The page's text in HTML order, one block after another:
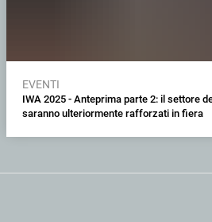
EVENTI
IWA 2025 - Anteprima parte 2: il settore
saranno ulteriormente rafforzati in fiera